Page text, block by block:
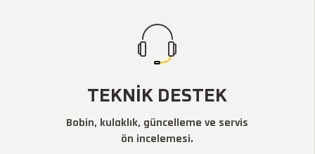
TEKNIK DESTEK
Bobin, kulaklık, güncelleme ve servis
ön incelemesi.